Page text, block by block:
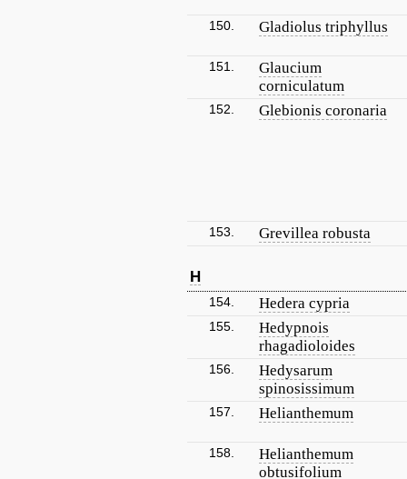
150. Gladiolus triphyllus
151.
Glaucium
corniculatum
152. Glebionis coronaria
153. Grevillea robusta
H
154. Hedera cypria
155.
Hedypnois
rhagadioloides
156.
Hedysarum
spinosissimum
157. Helianthemum
158.
Helianthemum
obtusifolium